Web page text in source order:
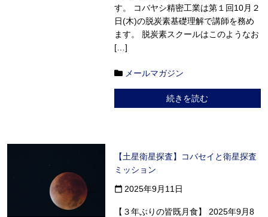
す。 コバヤシ精密工業は第１回10月２
日(木)の脱炭素基礎理解で講師を務め
ます。 脱炭素スクールはこのようなお
[…]
メールマガジン
続きを読む
【土星衛星探査】コバセイと衛星探査
ミッション
calendar_today 2025年9月11日
【３年ぶりの皆既月食】 2025年9月8